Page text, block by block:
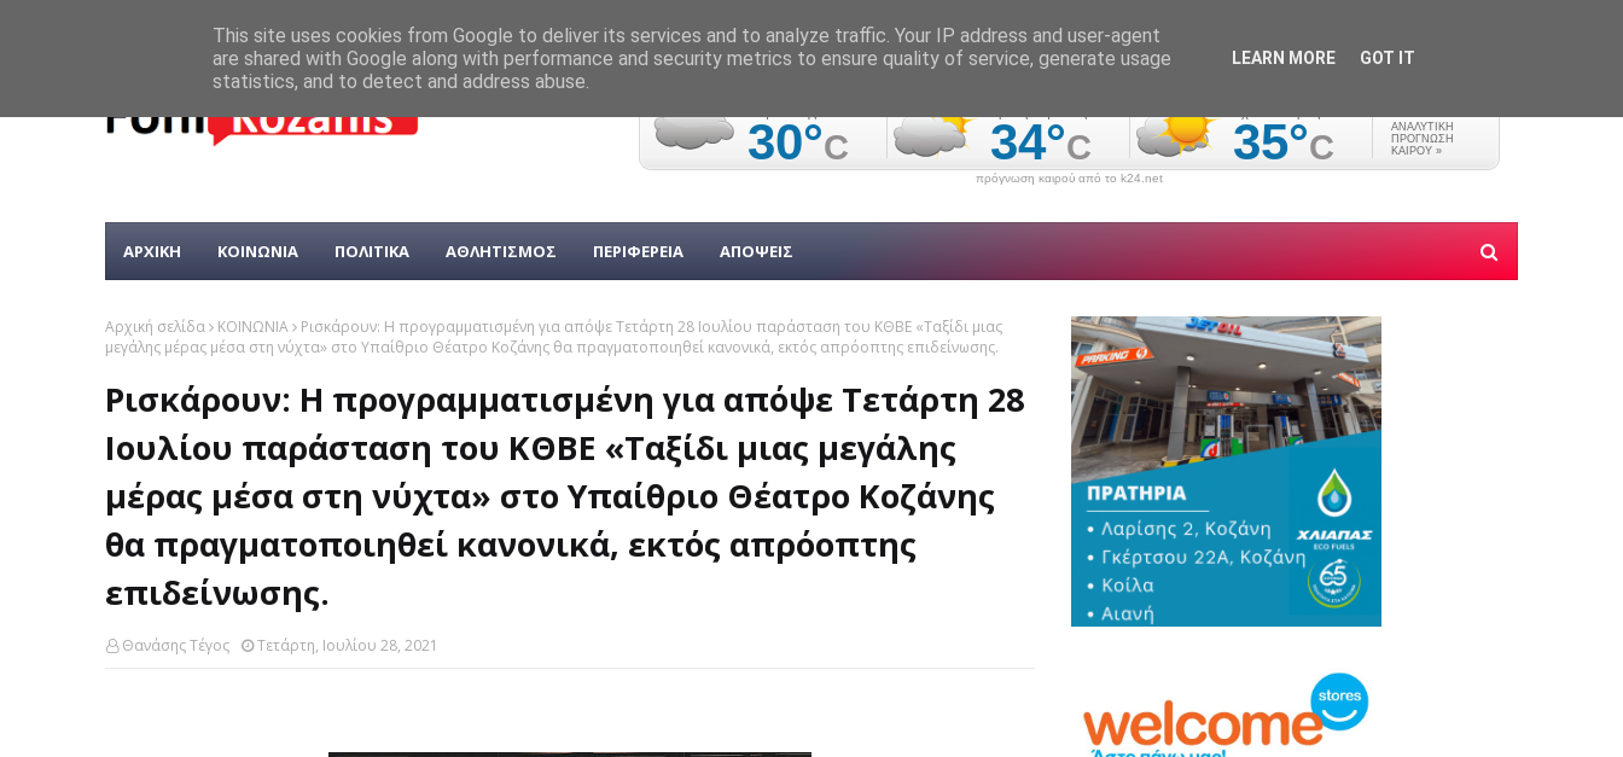
πρόγνωση καιρού από το k24.net
ΑΡΧΙΚΗ ΚΟΙΝΩΝΙΑ ΠΟΛΙΤΙΚΑ ΑΘΛΗΤΙΣΜΟΣ ΠΕΡΙΦΕΡΕΙΑ ΑΠΟΨΕΙΣ
Αρχική σελίδα ΚΟΙΝΩΝΙΑ
Ρισκάρουν: Η προγραμματισμένη για απόψε Τετάρτη 28 Ιουλίου παράσταση του ΚΘΒΕ «Ταξίδι μιας
μεγάλης μέρας μέσα στη νύχτα» στο Υπαίθριο Θέατρο Κοζάνης θα πραγματοποιηθεί κανονικά, εκτός απρόοπτης επιδείνωσης.
Ρισκάρουν: Η προγραμματισμένη για απόψε Τετάρτη 28
Ιουλίου παράσταση του ΚΘΒΕ «Ταξίδι μιας μεγάλης
μέρας μέσα στη νύχτα» στο Υπαίθριο Θέατρο Κοζάνης
θα πραγματοποιηθεί κανονικά, εκτός απρόοπτης
επιδείνωσης.
Θανάσης Τέγος Τετάρτη, Ιουλίου 28, 2021
This site uses cookies from Google to deliver its services and to analyze traffic. Your IP address and user-agent
are shared with Google along with performance and security metrics to ensure quality of service, generate usage
statistics, and to detect and address abuse.
LEARN MORE GOT IT